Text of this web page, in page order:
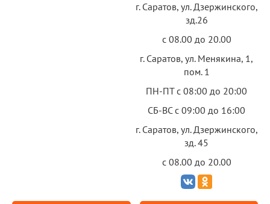
г. Саратов, ул.Дзержинского,
зд.26
c 08.00 до 20.00
г. Саратов, ул.Менякина, 1,
пом. 1
ПН-ПТс 08:00 до 20:00
СБ-ВСс 09:00 до 16:00
г. Саратов, ул.Дзержинского,
зд. 45
c 08.00 до 20.00